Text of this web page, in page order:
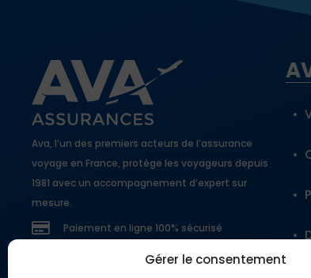
Gérer le consentement
Ava, l’un des premiers acteurs de l’assurance
voyage en France, protège les voyageurs depuis
1981 avec un accompagnement d’expert sur
mesure.
Paiement en ligne 100% sécurisé